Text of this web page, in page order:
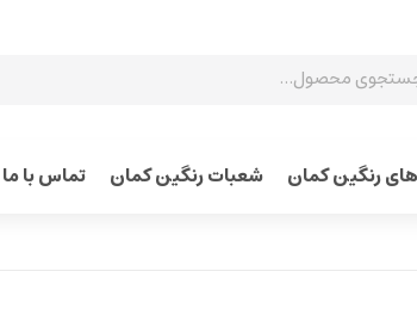
رنگین کمان شعبات رنگین کمان تماس با ما